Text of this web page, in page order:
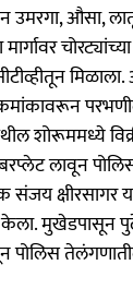
उमरगा, औसा,
शोरूममध्ये
लावून
संजय क्षीरसागर
मुखेडपासून
पोलिस